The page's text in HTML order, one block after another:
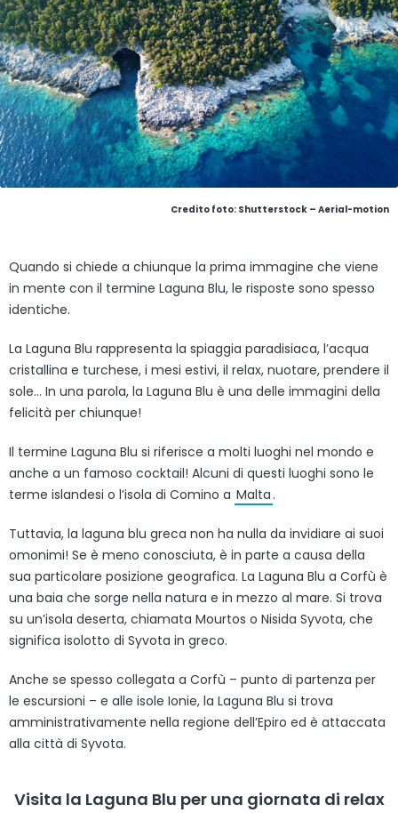
Credito foto: Shutterstock – Aerial-motion
Quando si chiede a chiunque la prima immagine che viene
in mente con il termine Laguna Blu, le risposte sono spesso
identiche.
La Laguna Blu rappresenta la spiaggia paradisiaca, l’acqua
cristallina e turchese, i mesi estivi, il relax, nuotare, prendere il
sole… In una parola, la Laguna Blu è una delle immagini della
felicità per chiunque!
Il termine Laguna Blu si riferisce a molti luoghi nel mondo e
anche a un famoso cocktail! Alcuni di questi luoghi sono le
terme islandesi o l’isola di Comino a Malta .
Tuttavia, la laguna blu greca non ha nulla da invidiare ai suoi
omonimi! Se è meno conosciuta, è in parte a causa della
sua particolare posizione geografica. La Laguna Blu a Corfù è
una baia che sorge nella natura e in mezzo al mare. Si trova
su un’isola deserta, chiamata Mourtos o Nisida Syvota, che
significa isolotto di Syvota in greco.
Anche se spesso collegata a Corfù – punto di partenza per
le escursioni – e alle isole Ionie, la Laguna Blu si trova
amministrativamente nella regione dell’Epiro ed è attaccata
alla città di Syvota.
Visita la Laguna Blu per una giornata di relax